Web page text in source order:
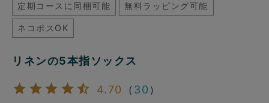
定期コースに同梱可能 無料ラッピング可能
ネコポスOK
リネンの5本指ソックス
4.70 （ 30 ）